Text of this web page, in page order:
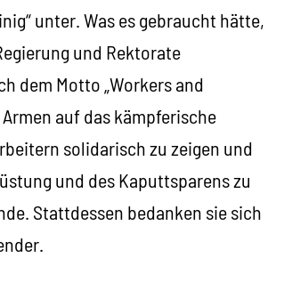
unter. Was es gebraucht hätte,
und Rektorate
dem Motto „Workers and
auf das kämpferische
solidarisch zu zeigen und
und des Kaputtsparens zu
Stattdessen bedanken sie sich